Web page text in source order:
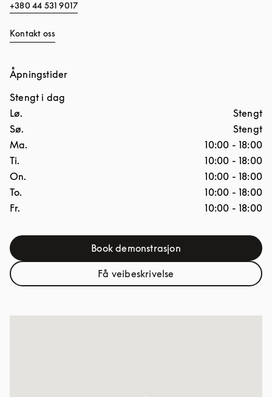
+380 44 531 9017
Kontakt oss
Åpningstider
Stengt i dag
Ukedag
Lø.
Stengt
Sø.
Stengt
Ma.
10:00 - 18:00
Ti.
10:00 - 18:00
On.
10:00 - 18:00
To.
10:00 - 18:00
Fr.
10:00 - 18:00
Book demonstrasjonLink Opens in New Tab
Få veibeskrivelseLink Opens in New Tab